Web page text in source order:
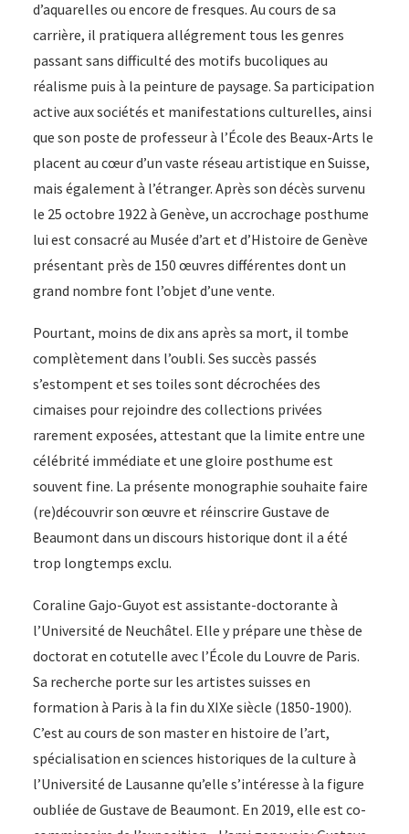
genevoise
d’aquarelles ou encore de fresques. Au cours de sa
carrière, il pratiquera allégrement tous les genres
passant sans difficulté des motifs bucoliques au
réalisme puis à la peinture de paysage. Sa participation
active aux sociétés et manifestations culturelles, ainsi
que son poste de professeur à l’École des Beaux-Arts le
placent au cœur d’un vaste réseau artistique en Suisse,
mais également à l’étranger. Après son décès survenu
le 25 octobre 1922 à Genève, un accrochage posthume
lui est consacré au Musée d’art et d’Histoire de Genève
présentant près de 150 œuvres différentes dont un
grand nombre font l’objet d’une vente.
Pourtant, moins de dix ans après sa mort, il tombe
complètement dans l’oubli. Ses succès passés
s’estompent et ses toiles sont décrochées des
cimaises pour rejoindre des collections privées
rarement exposées, attestant que la limite entre une
célébrité immédiate et une gloire posthume est
souvent fine. La présente monographie souhaite faire
(re)découvrir son œuvre et réinscrire Gustave de
Beaumont dans un discours historique dont il a été
trop longtemps exclu.
Coraline Gajo-Guyot est assistante-doctorante à
l’Université de Neuchâtel. Elle y prépare une thèse de
doctorat en cotutelle avec l’École du Louvre de Paris.
Sa recherche porte sur les artistes suisses en
formation à Paris à la fin du XIXe siècle (1850-1900).
C’est au cours de son master en histoire de l’art,
spécialisation en sciences historiques de la culture à
l’Université de Lausanne qu’elle s’intéresse à la figure
oubliée de Gustave de Beaumont. En 2019, elle est co-